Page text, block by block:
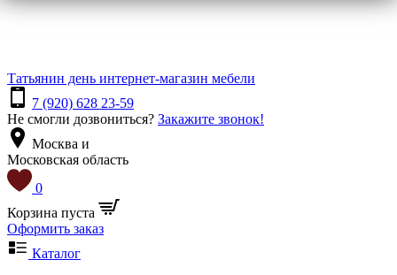
Татьянин день интернет-магазин мебели
7 (920) 628 23-59
Не смогли дозвониться? Закажите звонок!
Москва и
Московская область
0
Корзина пуста
Оформить заказ
Каталог